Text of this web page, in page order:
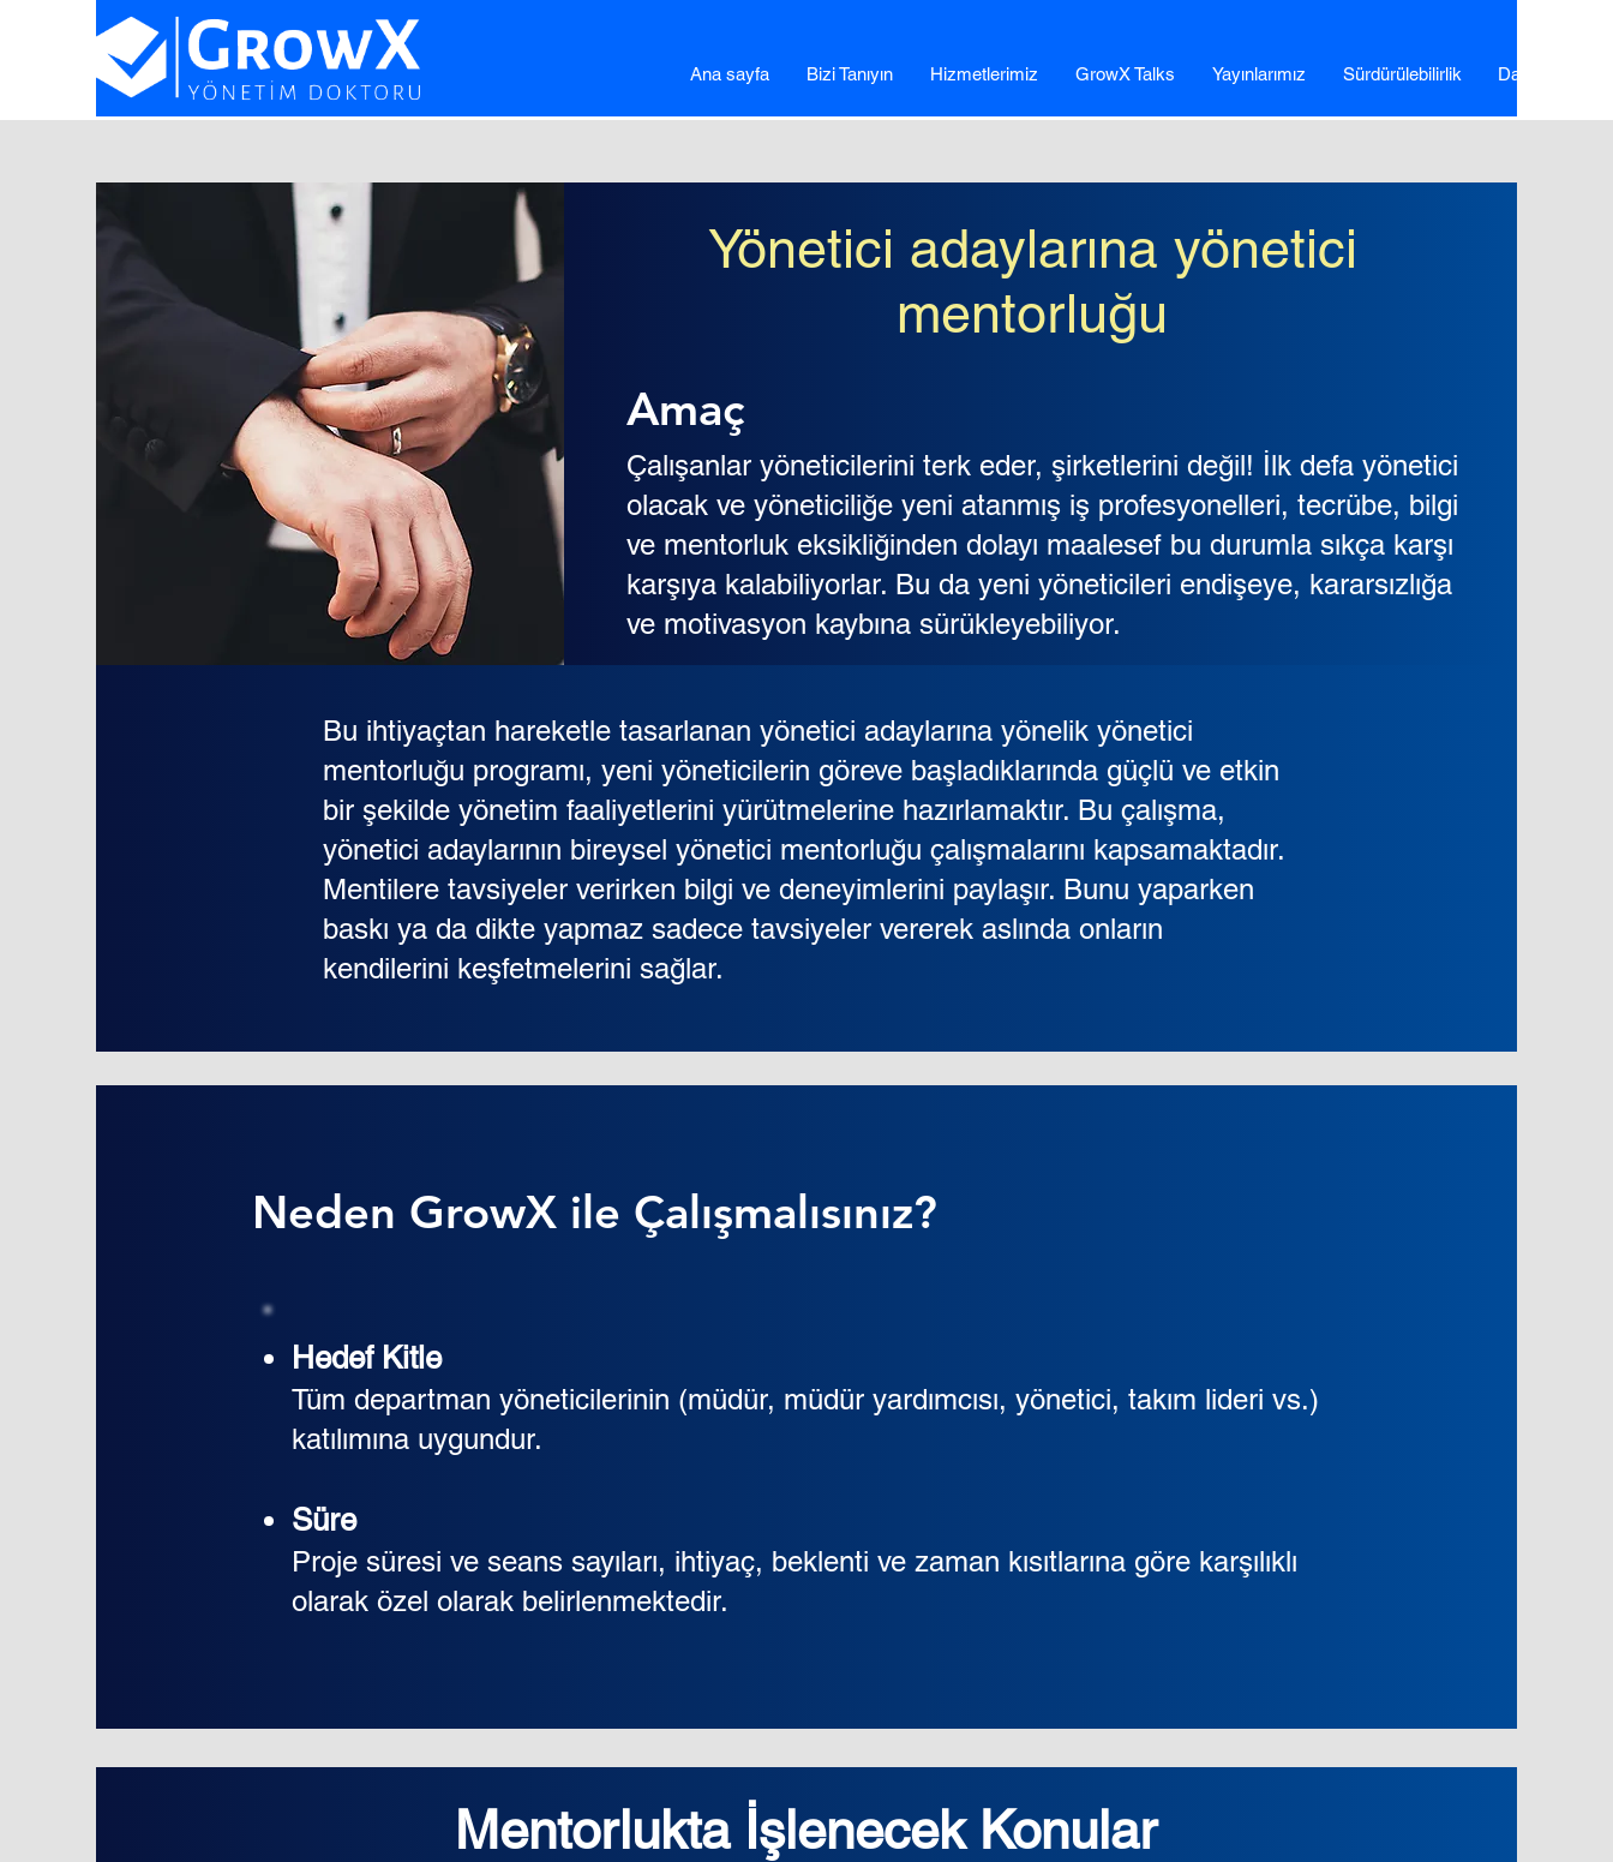
Ana sayfa Bizi Tanıyın Hizmetlerimiz GrowX Talks Yayınlarımız Sürdürülebilirlik Daha Fazla
Yönetici adaylarına yönetici
mentorluğu
Amaç
Çalışanlar yöneticilerini terk eder, şirketlerini değil! İlk defa yönetici
olacak ve yöneticiliğe yeni atanmış iş profesyonelleri, tecrübe, bilgi
ve mentorluk eksikliğinden dolayı maalesef bu durumla sıkça karşı
karşıya kalabiliyorlar. Bu da yeni yöneticileri endişeye, kararsızlığa
ve motivasyon kaybına sürükleyebiliyor.
Bu ihtiyaçtan hareketle tasarlanan yönetici adaylarına yönelik yönetici
mentorluğu programı, yeni yöneticilerin göreve başladıklarında güçlü ve etkin
bir şekilde yönetim faaliyetlerini yürütmelerine hazırlamaktır. Bu çalışma,
yönetici adaylarının bireysel yönetici mentorluğu çalışmalarını kapsamaktadır.
Mentilere tavsiyeler verirken bilgi ve deneyimlerini paylaşır. Bunu yaparken
baskı ya da dikte yapmaz sadece tavsiyeler vererek aslında onların
kendilerini keşfetmelerini sağlar.
Neden GrowX ile Çalışmalısınız?
Hedef Kitle
Tüm departman yöneticilerinin (müdür, müdür yardımcısı, yönetici, takım lideri vs.)
katılımına uygundur.
Süre
Proje süresi ve seans sayıları, ihtiyaç, beklenti ve zaman kısıtlarına göre karşılıklı
olarak özel olarak belirlenmektedir.
Mentorlukta İşlenecek Konular